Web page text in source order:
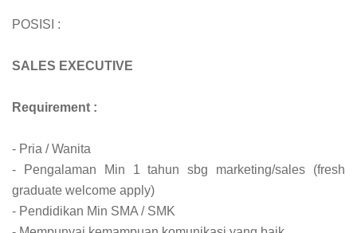
POSISI :
SALES EXECUTIVE
Requirement :
- Pria / Wanita
- Pengalaman Min 1 tahun sbg marketing/sales (fresh
graduate welcome apply)
- Pendidikan Min SMA / SMK